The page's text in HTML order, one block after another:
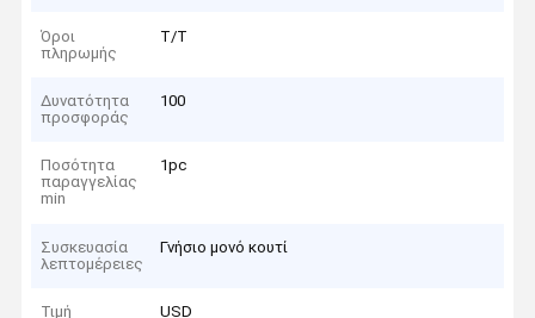
Όροι
πληρωμής
Τ/Τ
Δυνατότητα
προσφοράς
100
Ποσότητα
παραγγελίας
min
1pc
Συσκευασία
λεπτομέρειες
Γνήσιο μονό κουτί
Τιμή USD